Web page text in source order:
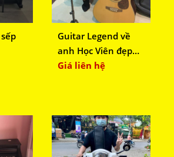
Guitar Legend về
anh Học Viên đẹp
trai
Giá liên hệ